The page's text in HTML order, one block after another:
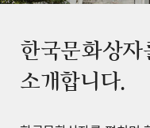
한국문화상자
소개합니다.